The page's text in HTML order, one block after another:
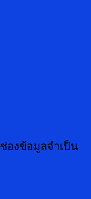
ช่องข้อมูลจำเป็น